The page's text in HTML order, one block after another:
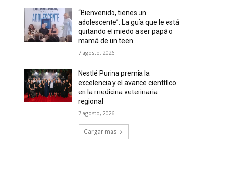
“Bienvenido, tienes un
adolescente”: La guía que le está
quitando el miedo a ser papá o
mamá de un teen
7 agosto, 2026
Nestlé Purina premia la
excelencia y el avance científico
en la medicina veterinaria
regional
7 agosto, 2026
Cargar más